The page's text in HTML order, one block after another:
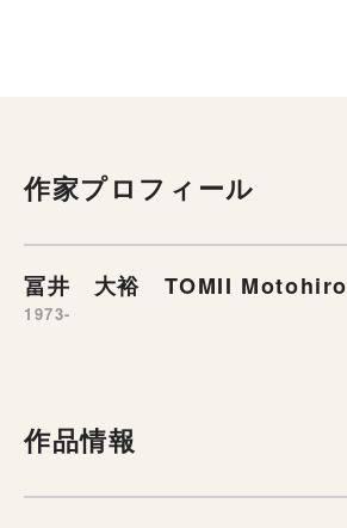
作家プロフィール
冨井 大裕 TOMII Motohiro
1973-
作品情報